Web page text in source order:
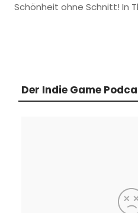
Schönheit ohne Schnitt! In
Der Indie Game